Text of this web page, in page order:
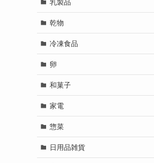
乳製品
乾物
冷凍食品
卵
和菓子
家電
惣菜
日用品雑貨